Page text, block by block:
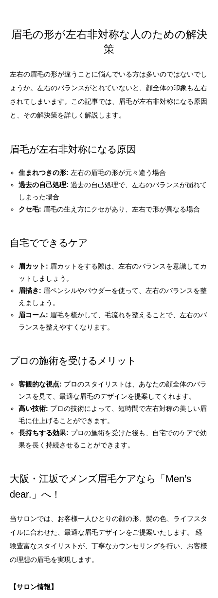
眉毛の形が左右非対称な人のための解決
策
左右の眉毛の形が違うことに悩んでいる方は多いのではないでし
ょうか。左右のバランスがとれていないと、顔全体の印象も左右
されてしまいます。この記事では、眉毛が左右非対称になる原因
と、その解決策を詳しく解説します。
眉毛が左右非対称になる原因
生まれつきの形: 左右の眉毛の形が元々違う場合
過去の自己処理: 過去の自己処理で、左右のバランスが崩れて
しまった場合
クセ毛: 眉毛の生え方にクセがあり、左右で形が異なる場合
自宅でできるケア
眉カット: 眉カットをする際は、左右のバランスを意識してカ
ットしましょう。
眉描き: 眉ペンシルやパウダーを使って、左右のバランスを整
えましょう。
眉コーム: 眉毛を梳かして、毛流れを整えることで、左右のバ
ランスを整えやすくなります。
プロの施術を受けるメリット
客観的な視点: プロのスタイリストは、あなたの顔全体のバラ
ンスを見て、最適な眉毛のデザインを提案してくれます。
高い技術: プロの技術によって、短時間で左右対称の美しい眉
毛に仕上げることができます。
長持ちする効果: プロの施術を受けた後も、自宅でのケアで効
果を長く持続させることができます。
大阪・江坂でメンズ眉毛ケアなら「Men’s
dear.」へ！
当サロンでは、お客様一人ひとりの顔の形、髪の色、ライフスタ
イルに合わせた、最適な眉毛デザインをご提案いたします。 経
験豊富なスタイリストが、丁寧なカウンセリングを行い、お客様
の理想の眉毛を実現します。
【サロン情報】